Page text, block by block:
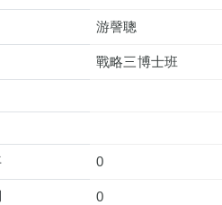
游謦聰
戰略三博士班
0
0